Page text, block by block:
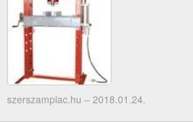
szerszampiac.hu – 2018.01.24.